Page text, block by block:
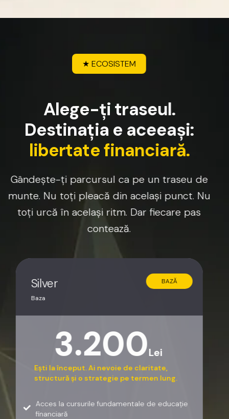
★ ECOSISTEM
Alege-ți traseul.
Destinația e aceeași:
libertatefinanciară.
Gândește-ți parcursul ca pe un traseu de
munte. Nu toți pleacă din același punct. Nu
toți urcă în același ritm. Dar fiecare pas
contează.
Silver
Baza
3.200Lei
Ești la început. Ai nevoie de claritate,
structură și o strategie pe termen lung.
Acces la cursurile fundamentale de educație
financiară
BAZĂ